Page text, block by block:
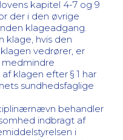
kapitel 4-7 og 9
der i den øvrige
klageadgang.
klage, hvis den
vedrører, er
medmindre
klagen efter § 1 har
sundhedsfaglige
behandler
indbragt af
i